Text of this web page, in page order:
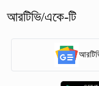
আরটিভি/একে-টি